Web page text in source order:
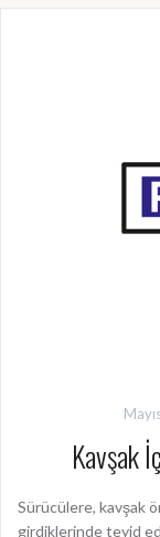
Kavşak
Sürücülere, kavşak
girdiklerinde teyid